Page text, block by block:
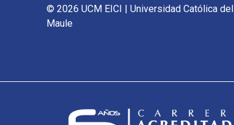
© 2026 UCM EICI | Universidad Católica del
Maule